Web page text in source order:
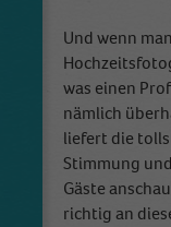
Und wenn
was einen
nämlich
liefert die
Stimmung
Gäste
richtig an